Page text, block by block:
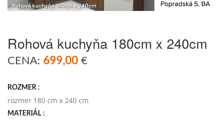
Rohová kuchyňa 180cm x 240cm
CENA: 699,00 €
ROZMER :
rozmer 180 cm x 240 cm
MATERIÁL :